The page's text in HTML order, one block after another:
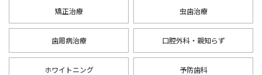
矯正治療 虫歯治療
歯周病治療 口腔外科・親知らず
ホワイトニング 予防歯科